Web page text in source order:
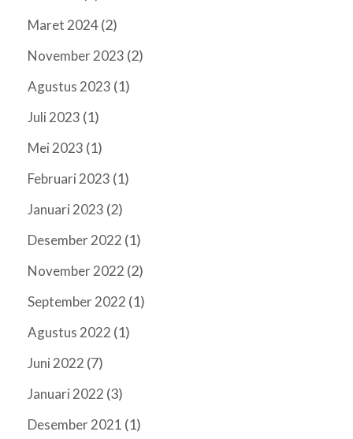
Maret 2024(2)
November 2023 (2)
Agustus 2023 (1)
Juli 2023 (1)
Mei 2023 (1)
Februari 2023 (1)
Januari 2023 (2)
Desember 2022 (1)
November 2022 (2)
September 2022 (1)
Agustus 2022 (1)
Juni 2022 (7)
Januari 2022 (3)
Desember 2021 (1)